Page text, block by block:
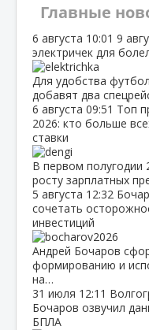
Главные
6 августа 10:01 9
электричек для
Для удобства
добавят два
6 августа 09:51 Топ
2026: кто больше
ставки
В первом полугодии
росту зарплатных
5 августа 12:32
сочетать
инвестиций
Андрей Бочаров
формированию и
на…
31 июля 12:11
Бочаров озвучил
БПЛА